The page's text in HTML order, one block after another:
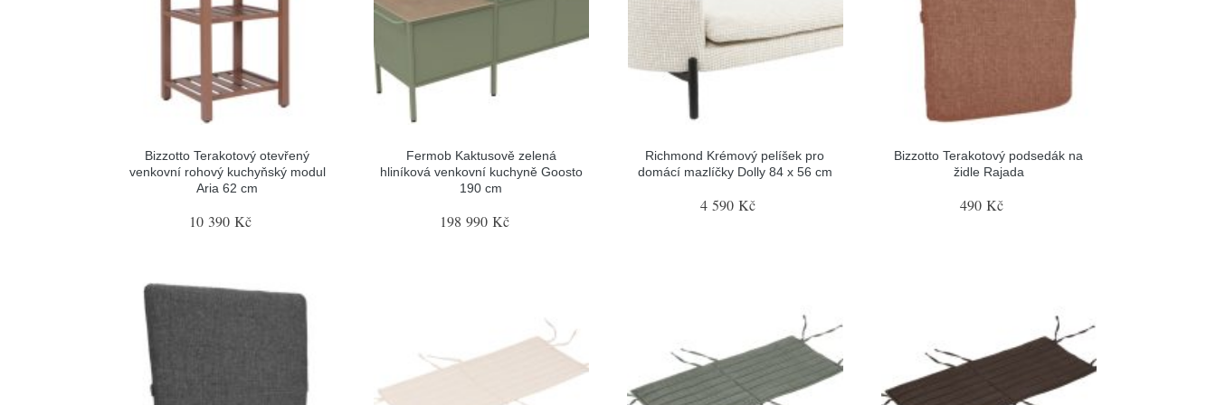
Bizzotto Terakotový otevřený
venkovní rohový kuchyňský modul
Aria 62 cm
10 390 Kč
Fermob Kaktusově zelená
hliníková venkovní kuchyně Goosto
190 cm
198 990 Kč
Richmond Krémový pelíšek pro
domácí mazlíčky Dolly 84 x 56 cm
4 590 Kč
Bizzotto Terakotový podsedák na
židle Rajada
490 Kč